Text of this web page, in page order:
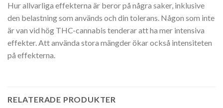
Hur allvarliga effekterna är beror på några saker, inklusive
den belastning som används och din tolerans. Någon som inte
är van vid hög THC-cannabis tenderar att ha mer intensiva
effekter. Att använda stora mängder ökar också intensiteten
på effekterna.
RELATERADE PRODUKTER